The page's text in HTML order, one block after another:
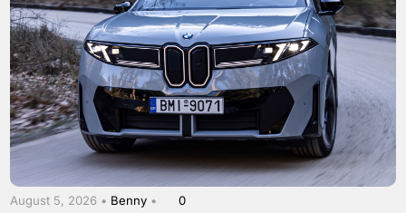
August 5, 2026 • Benny • 0